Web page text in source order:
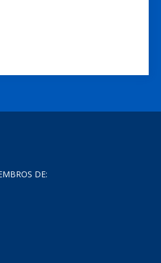
DE: